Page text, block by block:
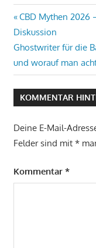
Vorheriger
Beitrag:
CBD Mythen 2026
Diskussion
Nächster
Beitrag:
Ghostwriter für die
und worauf man
KOMMENTAR
Deine E-Mail-
Felder sind mit *
Kommentar *